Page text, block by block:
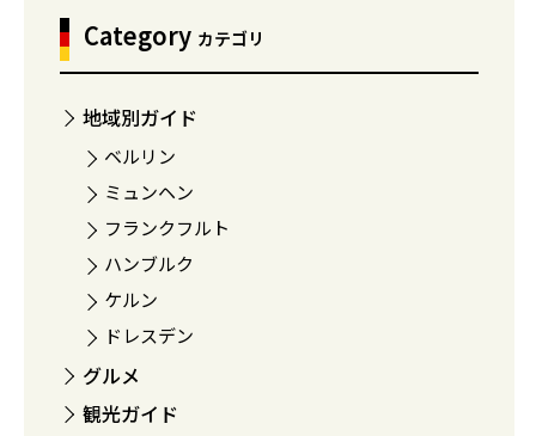
Category カテゴリ
地域別ガイド
ベルリン
ミュンヘン
フランクフルト
ハンブルク
ケルン
ドレスデン
グルメ
観光ガイド